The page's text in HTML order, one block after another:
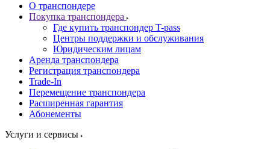
О транспондере
Покупка транспондера
Где купить транспондер T-pass
Центры поддержки и обслуживания
Юридическим лицам
Аренда транспондера
Регистрация транспондера
Trade-In
Перемещение транспондера
Расширенная гарантия
Абонементы
Услуги и сервисы